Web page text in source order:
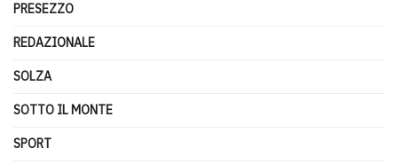
PRESEZZO
REDAZIONALE
SOLZA
SOTTO IL MONTE
SPORT